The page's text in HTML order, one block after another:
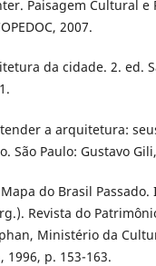
Paisagem Cultural e
2007.
da cidade. 2. ed.
a arquitetura:
São Paulo: Gustavo
do Brasil Passado.
Revista do
Ministério da
1996, p. 153-163.